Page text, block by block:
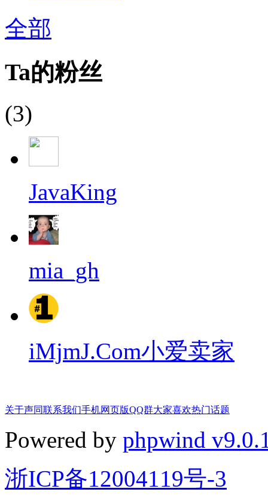
全部
Ta的粉丝
(3)
JavaKing
mia_gh
iMjmJ.Com小爱卖家
关于声同联系我们手机网页版QQ群大家喜欢热门话题
Powered by phpwind
浙ICP备12004119号-3